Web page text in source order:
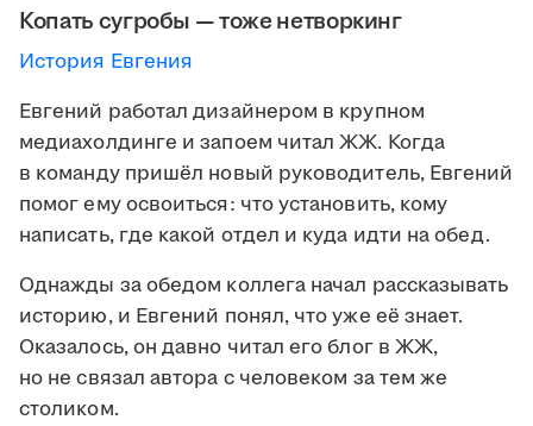
Копать сугробы — тоже нетворкинг
История Евгения
Евгений работал дизайнером в крупном
медиахолдинге и запоем читал ЖЖ. Когда
в команду пришёл новый руководитель, Евгений
помог ему освоиться: что установить, кому
написать, где какой отдел и куда идти на обед.
Однажды за обедом коллега начал рассказывать
историю, и Евгений понял, что уже её знает.
Оказалось, он давно читал его блог в ЖЖ,
но не связал автора с человеком за тем же
столиком.